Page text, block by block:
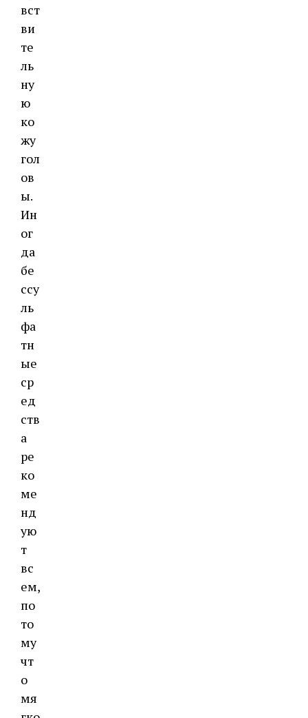
вст
ви
те
ль
ну
ю
ко
жу
гол
ов
ы.
Ин
ог
да
бе
ссу
ль
фа
тн
ые
ср
ед
ств
а
ре
ко
ме
нд
ую
т
вс
ем,
по
то
му
чт
о
мя